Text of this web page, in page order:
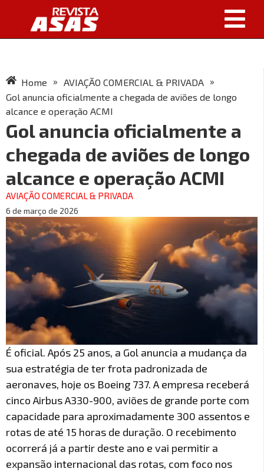
Home » AVIAÇÃO COMERCIAL & PRIVADA »
Gol anuncia oficialmente a chegada de aviões de longo
alcance e operação ACMI
Gol anuncia oficialmente a
chegada de aviões de longo
alcance e operação ACMI
AVIAÇÃO COMERCIAL & PRIVADA
6 de março de 2026
É oficial. Após 25 anos, a Gol anuncia a mudança da
sua estratégia de ter frota padronizada de
aeronaves, hoje os Boeing 737. A empresa receberá
cinco Airbus A330-900, aviões de grande porte com
capacidade para aproximadamente 300 assentos e
rotas de até 15 horas de duração. O recebimento
ocorrerá já a partir deste ano e vai permitir a
expansão internacional das rotas, com foco nos